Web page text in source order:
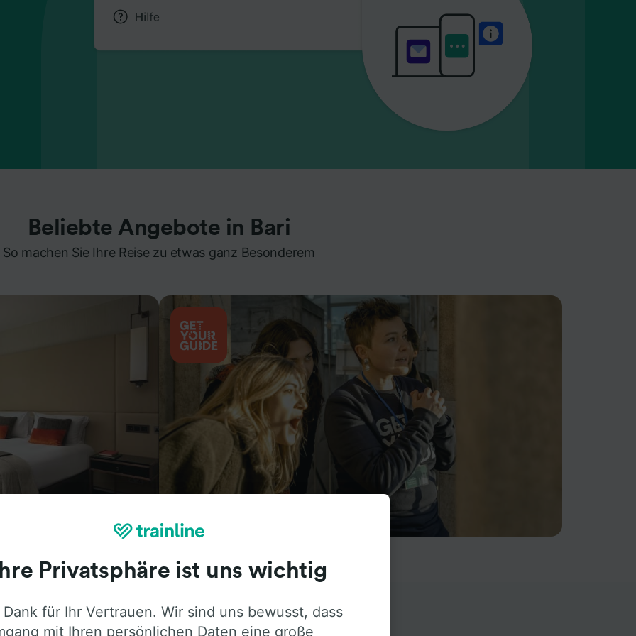
Beliebte Angebote in Bari
So machen Sie Ihre Reise zu etwas ganz Besonderem
ehrliche Meinung von Trainline-Nutzern
Ihre Privatsphäre ist uns wichtig
für Ihr Vertrauen. Wir sind uns bewusst, dass
mit Ihren persönlichen Daten eine große